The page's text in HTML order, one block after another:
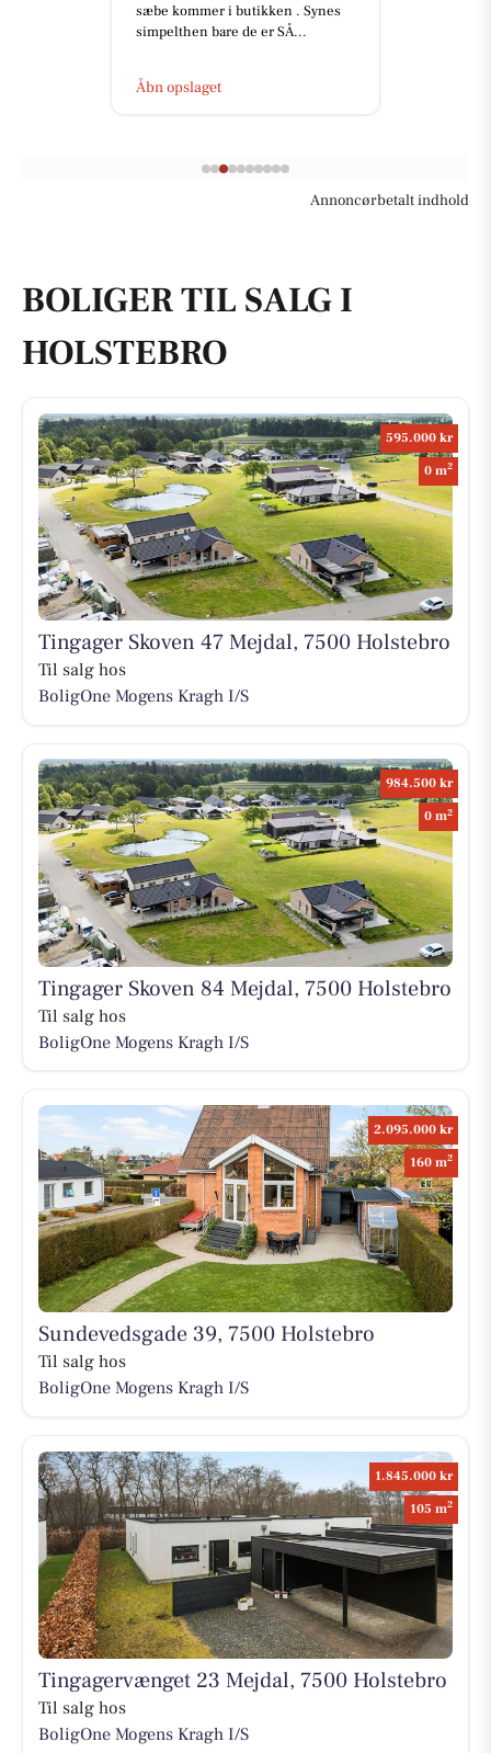
sæbe kommer i butikken . Synes
simpelthen bare de er SÅ...
Åbn opslaget
Annoncørbetalt indhold
BOLIGER TIL SALG I
HOLSTEBRO
595.000 kr
0 m2
Tingager Skoven 47 Mejdal, 7500 Holstebro
Til salg hos
BoligOne Mogens Kragh I/S
984.500 kr
0 m2
Tingager Skoven 84 Mejdal, 7500 Holstebro
Til salg hos
BoligOne Mogens Kragh I/S
2.095.000 kr
160 m2
Sundevedsgade 39, 7500 Holstebro
Til salg hos
BoligOne Mogens Kragh I/S
1.845.000 kr
105 m2
Tingagervænget 23 Mejdal, 7500 Holstebro
Til salg hos
BoligOne Mogens Kragh I/S